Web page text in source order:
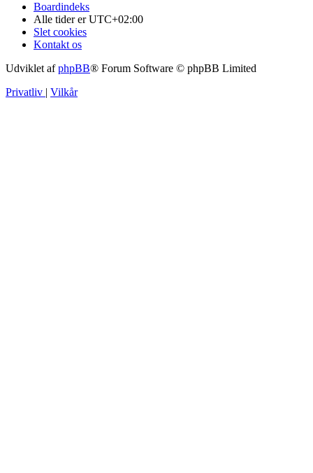
Boardindeks
Alle tider erUTC+02:00
Slet cookies
Kontakt os
Udviklet afphpBB® Forum Software © phpBB Limited
Privatliv
Vilkår